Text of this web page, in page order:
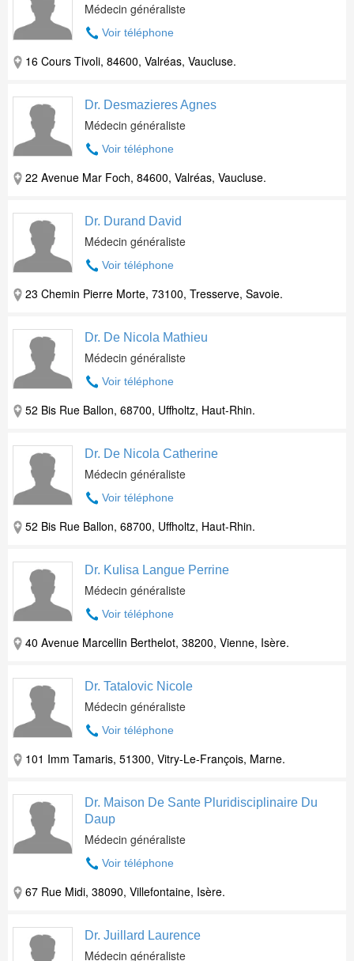
Médecin généraliste
Voir téléphone
16 Cours Tivoli, 84600, Valréas, Vaucluse.
Dr. Desmazieres Agnes
Médecin généraliste
Voir téléphone
22 Avenue Mar Foch, 84600, Valréas, Vaucluse.
Dr. Durand David
Médecin généraliste
Voir téléphone
23 Chemin Pierre Morte, 73100, Tresserve, Savoie.
Dr. De Nicola Mathieu
Médecin généraliste
Voir téléphone
52 Bis Rue Ballon, 68700, Uffholtz, Haut-Rhin.
Dr. De Nicola Catherine
Médecin généraliste
Voir téléphone
52 Bis Rue Ballon, 68700, Uffholtz, Haut-Rhin.
Dr. Kulisa Langue Perrine
Médecin généraliste
Voir téléphone
40 Avenue Marcellin Berthelot, 38200, Vienne, Isère.
Dr. Tatalovic Nicole
Médecin généraliste
Voir téléphone
101 Imm Tamaris, 51300, Vitry-Le-François, Marne.
Dr. Maison De Sante Pluridisciplinaire Du
Daup
Médecin généraliste
Voir téléphone
67 Rue Midi, 38090, Villefontaine, Isère.
Dr. Juillard Laurence
Médecin généraliste